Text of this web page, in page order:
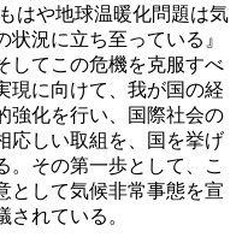
はや地球温暖化問題は気
況に立ち至っている』
してこの危機を克服すべ
現に向けて、我が国の経
強化を行い、国際社会の
応しい取組を、国を挙げ
。その第一歩として、こ
として気候非常事態を宣
れている。